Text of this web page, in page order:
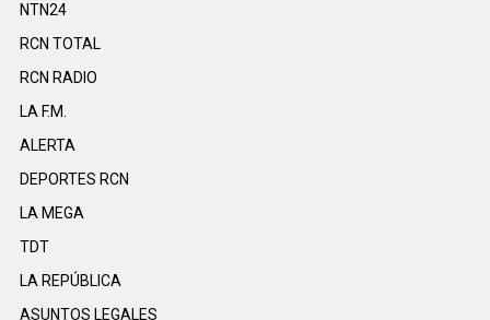
NTN24
RCN TOTAL
RCN RADIO
LA F.M.
ALERTA
DEPORTES RCN
LA MEGA
TDT
LA REPÚBLICA
ASUNTOS LEGALES